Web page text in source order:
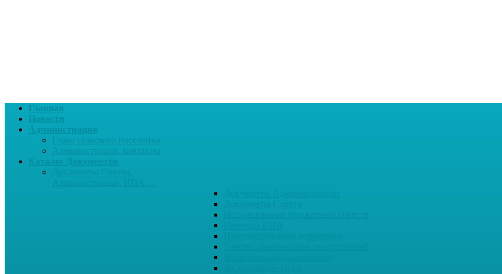
Главная
Новости
Администрация
Глава сельского поселения
Администрация, контакты